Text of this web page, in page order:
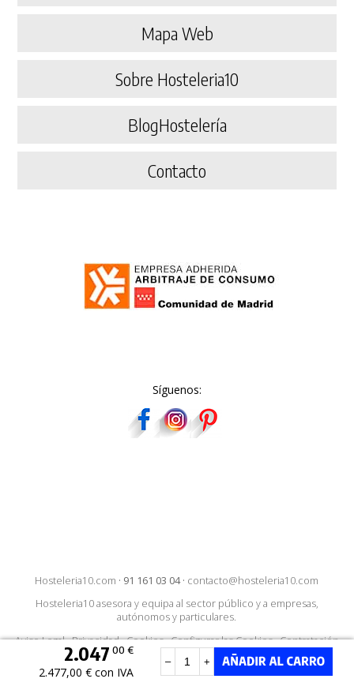
2.047 00 €
2.477,00 € con IVA
– +
Mapa Web
Sobre Hosteleria10
BlogHostelería
Contacto
Síguenos:
Hosteleria10.com · 91 161 03 04· contacto@hosteleria10.com
Hosteleria10 asesora y equipa al sector público y a empresas,
autónomos y particulares.
Aviso Legal·Privacidad·Cookies·Configurar las Cookies·Contratación